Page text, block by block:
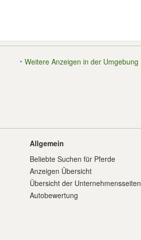
Weitere Anzeigen in der Umgebung
Allgemein
Beliebte Suchen für Pferde
Anzeigen Übersicht
Übersicht der Unternehmensseiten
Autobewertung